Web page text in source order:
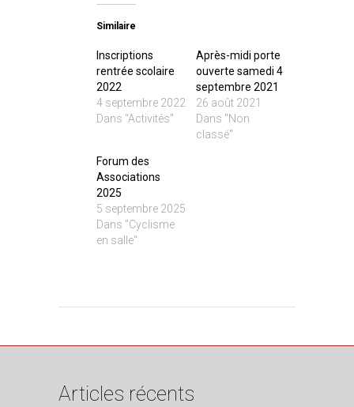
Similaire
Inscriptions
rentrée scolaire
2022
4 septembre 2022
Dans "Activités"
Après-midi porte
ouverte samedi 4
septembre 2021
26 août 2021
Dans "Non
classé"
Forum des
Associations
2025
5 septembre 2025
Dans "Cyclisme
en salle"
Articles récents